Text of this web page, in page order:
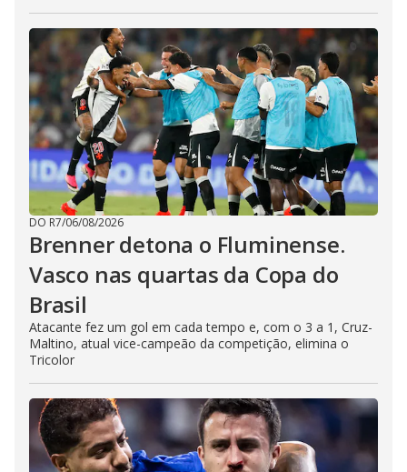
DO R7/06/08/2026
Brenner detona o Fluminense.
Vasco nas quartas da Copa do
Brasil
Atacante fez um gol em cada tempo e, com o 3 a 1, Cruz-
Maltino, atual vice-campeão da competição, elimina o
Tricolor